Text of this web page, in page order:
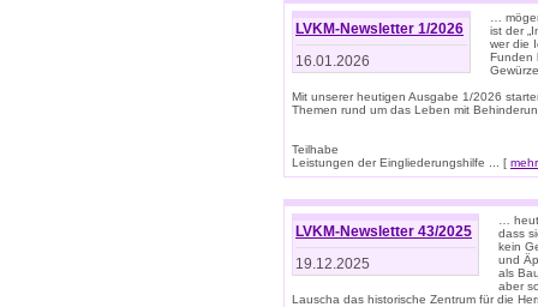
LVKM-Newsletter 1/2026
16.01.2026
…
ist der
wer die
Funden
Mit unserer heutigen Ausgabe 1/2026
Themen rund um das Leben mit
Teilhabe
Leistungen der Eingliederungshilfe ... [ mehr
LVKM-Newsletter 43/2025
19.12.2025
…
dass
kein
und
als
aber
Lauscha das historische Zentrum für die